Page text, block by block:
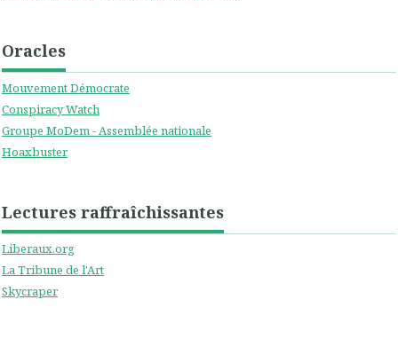
Oracles
Mouvement Démocrate
Conspiracy Watch
Groupe MoDem - Assemblée nationale
Hoaxbuster
Lectures raffraîchissantes
Liberaux.org
La Tribune de l'Art
Skycraper